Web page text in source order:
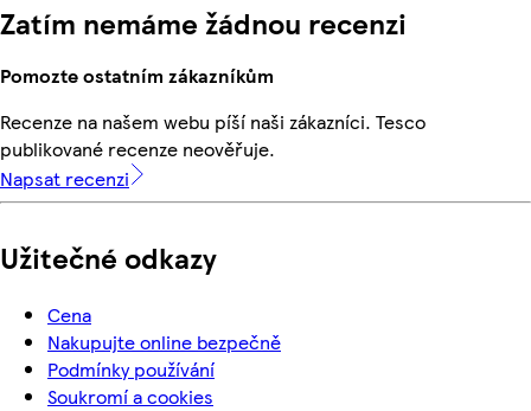
Zatím nemáme žádnou recenzi
Pomozte ostatním zákazníkům
Recenze na našem webu píší naši zákazníci. Tesco
publikované recenze neověřuje.
Napsat recenzi
Užitečné odkazy
Cena
Nakupujte online bezpečně
Podmínky používání
Soukromí a cookies